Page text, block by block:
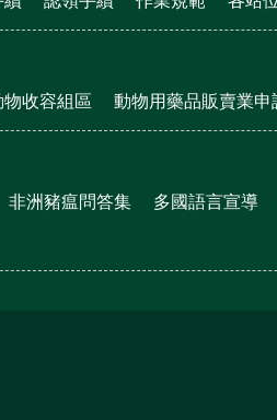
物收容組區 動物用藥品販賣業申
非洲豬瘟問答集 多國語言宣導